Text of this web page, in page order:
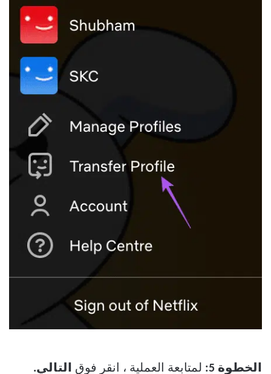
الخطوة 5: لمتابعة العملية ، انقر فوق التالي.